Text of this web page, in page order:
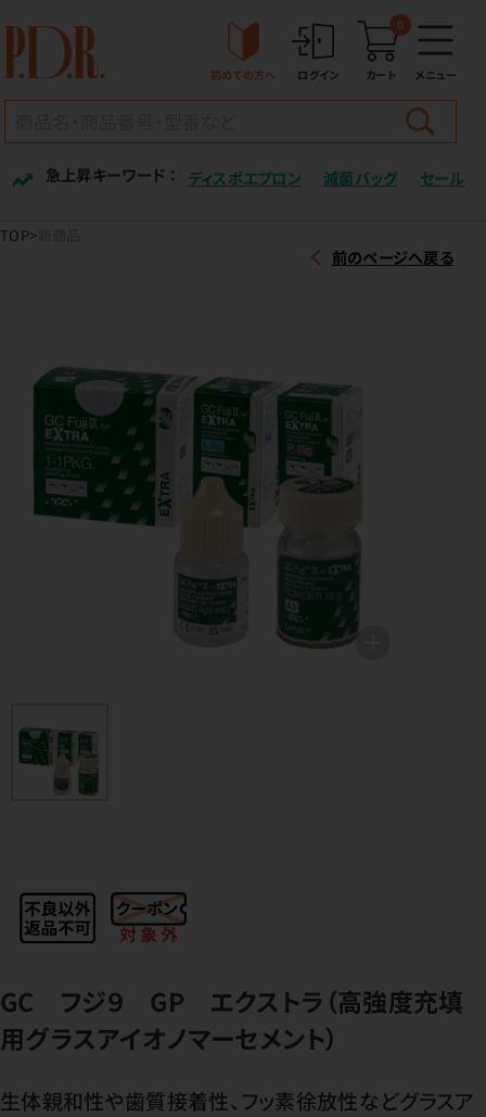
初めての方へ ログイン カート
0
メニュー
急上昇キーワード ： ディスポエプロン 滅菌バッグ セール
TOP
前のページへ戻る
GC フジ９ GP エクストラ（高強度充填
用グラスアイオノマーセメント）
生体親和性や歯質接着性、フッ素徐放性などグラスア